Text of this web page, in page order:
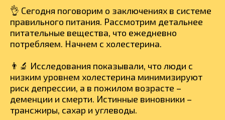
👌 Сегодня поговорим о заключениях в системе
правильного питания. Рассмотрим детальнее
питательные вещества, что ежедневно
потребляем. Начнем с холестерина.
👨‍🔬 Исследования показывали, что люди с
низким уровнем холестерина минимизируют
риск депрессии, а в пожилом возрасте –
деменции и смерти. Истинные виновники –
трансжиры, сахар и углеводы.